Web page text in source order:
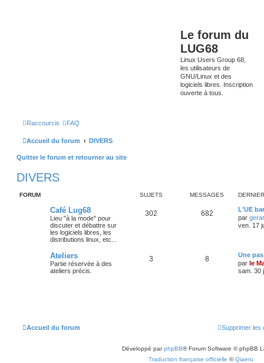
Le forum du
LUG68
Linux Users Group 68,
les utilisateurs de
GNU/Linux et des
logiciels libres. Inscription
ouverte à tous.
Raccourcis FAQ
Accueil du forum DIVERS
Quitter le forum et retourner au site
DIVERS
FORUM SUJETS MESSAGES
Café Lug68
Lieu "à la mode" pour
discuter et débattre sur
les logiciels libres, les
distributions linux, etc...
302 682
L'UE
par
ven. 17
Ateliers
Partie réservée à des
ateliers précis.
3 8
Une
par le
sam. 30
Accueil du forum Supprimer les
Développé parphpBB® Forum Software © phpBB
Traduction française officielle ©Qiaeru